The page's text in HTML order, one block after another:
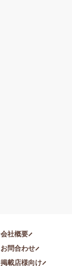
会社概要
お問合わせ
掲載店様向け